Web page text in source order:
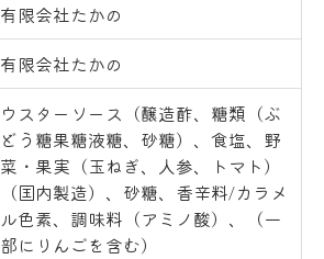
有限会社たかの
有限会社たかの
ウスターソース（醸造酢、糖類（ぶ
どう糖果糖液糖、砂糖）、食塩、野
菜・果実（玉ねぎ、人参、トマト）
（国内製造）、砂糖、香辛料/カラメ
ル色素、調味料（アミノ酸）、（一
部にりんごを含む）